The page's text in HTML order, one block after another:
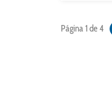
Página 1 de 4